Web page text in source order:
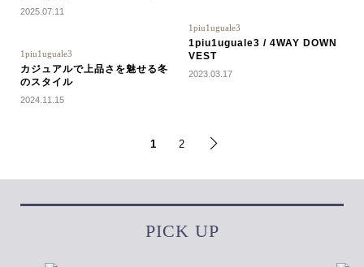
2025.07.11
1piu1uguale3
カジュアルで上品さを魅せる冬
のスタイル
2024.11.15
1piu1uguale3
1piu1uguale3 / 4WAY DOWN
VEST
2023.03.17
1 2
PICK UP